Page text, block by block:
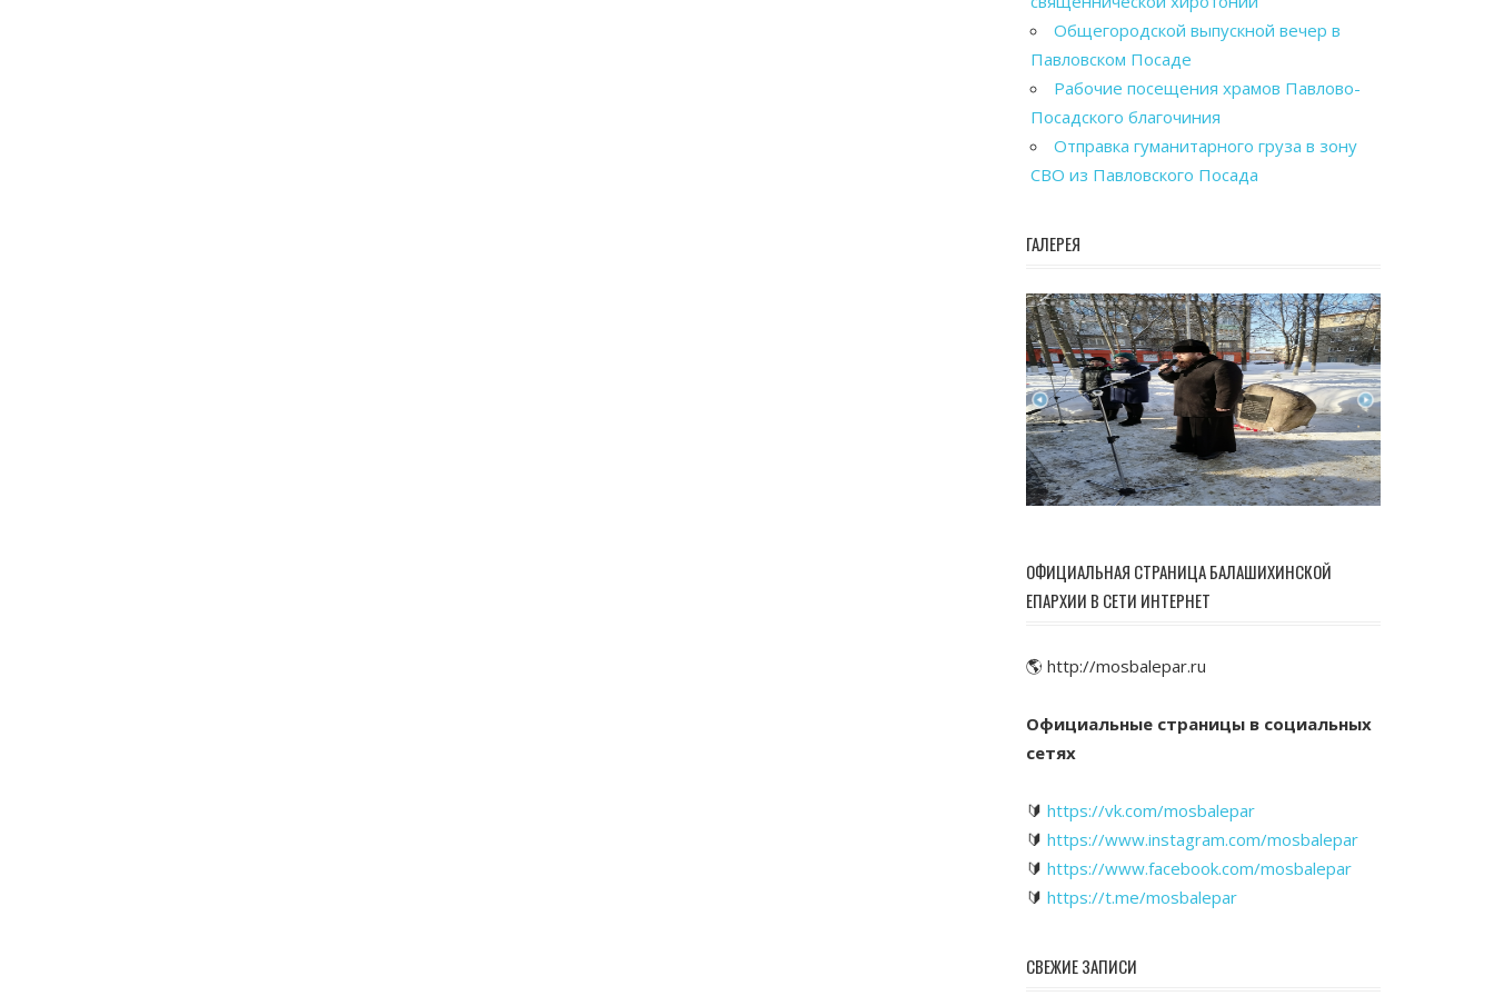
Общегородской выпускной вечер в
Павловском Посаде
Рабочие посещения храмов Павлово-
Посадского благочиния
Отправка гуманитарного груза в зону
СВО из Павловского Посада
ГАЛЕРЕЯ
ОФИЦИАЛЬНАЯ СТРАНИЦА БАЛАШИХИНСКОЙ
ЕПАРХИИ В СЕТИ ИНТЕРНЕТ
🌎 http://mosbalepar.ru
Официальные страницы в социальных
сетях
🔰 https://vk.com/mosbalepar
🔰 https://www.instagram.com/mosbalepar
🔰 https://www.facebook.com/mosbalepar
🔰 https://t.me/mosbalepar
СВЕЖИЕ ЗАПИСИ